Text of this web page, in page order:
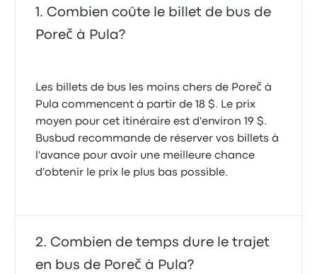
Combien coûte le billet de bus de
Poreč à Pula?
Les billets de bus les moins chers de Poreč à
Pula commencent à partir de 18 $. Le prix
moyen pour cet itinéraire est d'environ 19 $.
Busbud recommande de réserver vos billets à
l'avance pour avoir une meilleure chance
d'obtenir le prix le plus bas possible.
Combien de temps dure le trajet
en bus de Poreč à Pula?